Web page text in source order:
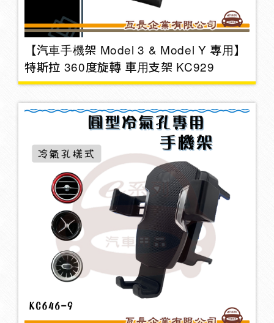
【汽車手機架 Model 3 & Model Y 專用】
特斯拉 360度旋轉 車用支架 KC929
托盤
香水/擴香瓶/香片
菸灰缸
垃圾桶 8
鑰匙圈/吊飾 3
網兜